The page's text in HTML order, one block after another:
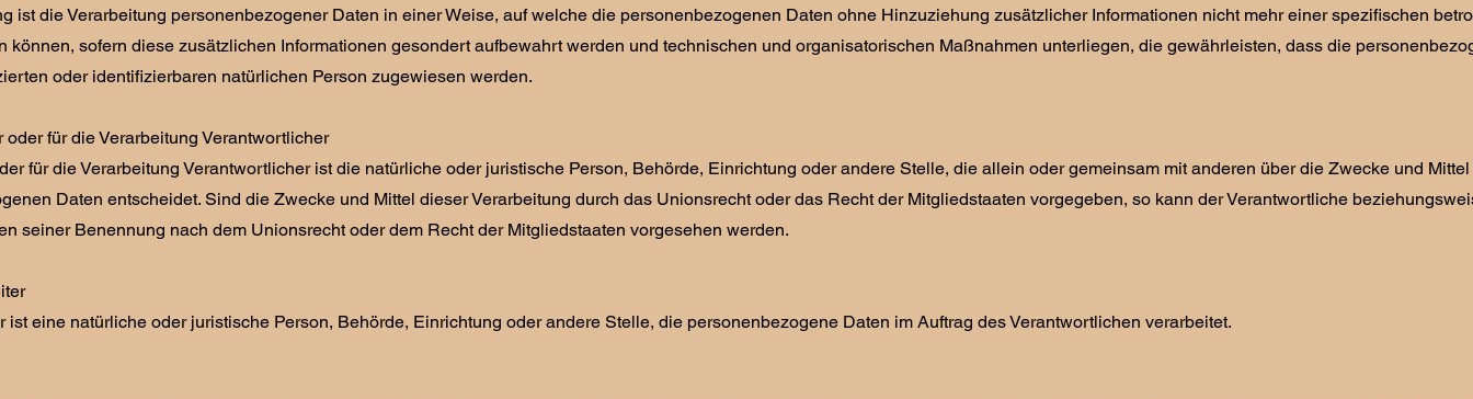
ist die Verarbeitung personenbezogener Daten in einer Weise, auf welche die personenbezogenen Daten ohne Hinzuziehung zusätzlicher Informationen nicht mehr einer spezifischen
können, sofern diese zusätzlichen Informationen gesondert aufbewahrt werden und technischen und organisatorischen Maßnahmen unterliegen, die gewährleisten, dass die
oder identifizierbaren natürlichen Person zugewiesen werden.
oder für die Verarbeitung Verantwortlicher
für die Verarbeitung Verantwortlicher ist die natürliche oder juristische Person, Behörde, Einrichtung oder andere Stelle, die allein oder gemeinsam mit anderen über die Zwecke und
Daten entscheidet. Sind die Zwecke und Mittel dieser Verarbeitung durch das Unionsrecht oder das Recht der Mitgliedstaaten vorgegeben, so kann der Verantwortliche
seiner Benennung nach dem Unionsrecht oder dem Recht der Mitgliedstaaten vorgesehen werden.
ist eine natürliche oder juristische Person, Behörde, Einrichtung oder andere Stelle, die personenbezogene Daten im Auftrag des Verantwortlichen verarbeitet.